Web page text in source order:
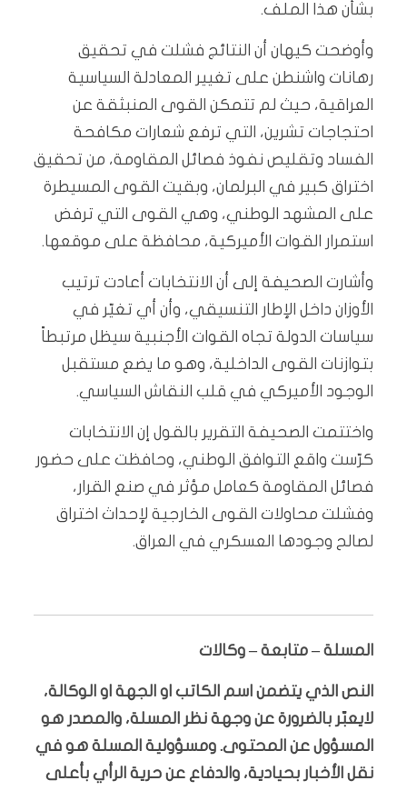
بشأن هذا الملف.
وأوضحت كيهان أن النتائج فشلت في تحقيق
رهانات واشنطن على تغيير المعادلة السياسية
العراقية، حيث لم تتمكن القوى المنبثقة عن
احتجاجات تشرين، التي ترفع شعارات مكافحة
الفساد وتقليص نفوذ فصائل المقاومة، من تحقيق
اختراق كبير في البرلمان، وبقيت القوى المسيطرة
على المشهد الوطني، وهي القوى التي ترفض
استمرار القوات الأميركية، محافظة على موقعها.
وأشارت الصحيفة إلى أن الانتخابات أعادت ترتيب
الأوزان داخل الإطار التنسيقي، وأن أي تغيّر في
سياسات الدولة تجاه القوات الأجنبية سيظل مرتبطاً
بتوازنات القوى الداخلية، وهو ما يضع مستقبل
الوجود الأميركي في قلب النقاش السياسي.
واختتمت الصحيفة التقرير بالقول إن الانتخابات
كرّست واقع التوافق الوطني، وحافظت على حضور
فصائل المقاومة كعامل مؤثر في صنع القرار،
وفشلت محاولات القوى الخارجية لإحداث اختراق
لصالح وجودها العسكري في العراق.
المسلة – متابعة – وكالات
النص الذي يتضمن اسم الكاتب او الجهة او الوكالة،
لايعبّر بالضرورة عن وجهة نظر المسلة، والمصدر هو
المسؤول عن المحتوى. ومسؤولية المسلة هو في
نقل الأخبار بحيادية، والدفاع عن حرية الرأي بأعلى